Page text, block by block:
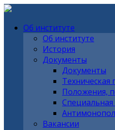
Об институте
Об институте
История
Документы
Документы
Техническая
Положения,
Вакансии